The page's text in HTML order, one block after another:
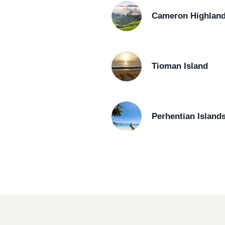
Cameron
Tioman Island
Perhentian